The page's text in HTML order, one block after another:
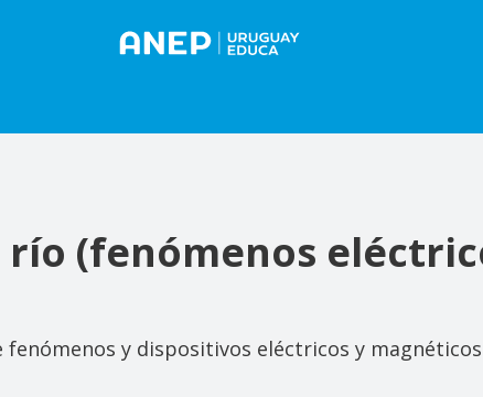
río (fenómenos
y dispositivos eléctricos y magnéticos